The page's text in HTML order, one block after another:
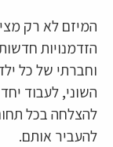
המיזם לא רק
הזדמנויות
וחברתי של כל
השוני, לעבוד
להצלחה בכל
להעביר אותם.